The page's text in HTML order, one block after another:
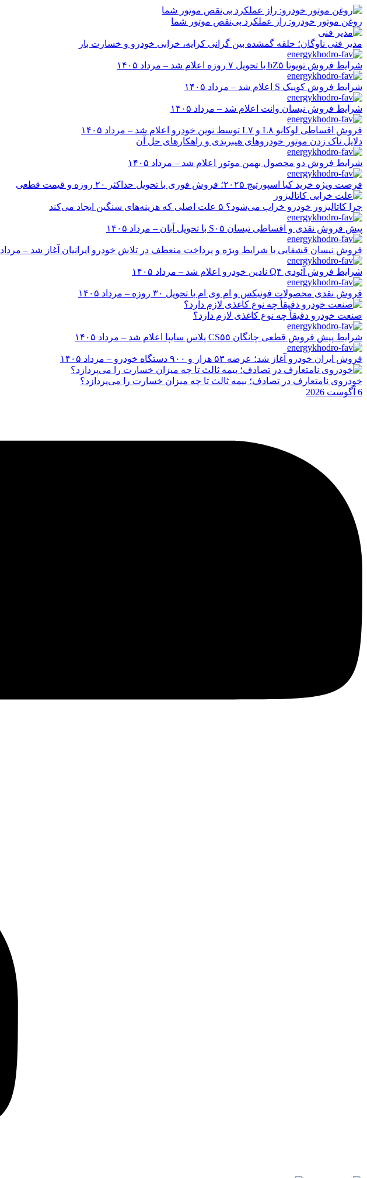
رفتن
به
محتوا
روغن موتور خودرو: راز عملکرد بی‌نقص موتور شما
مدیر فنی ناوگان؛ حلقه گمشده بین گرانی کرایه، خرابی خودرو و خسارت بار
شرایط فروش تویوتا bZ۵ با تحویل ۷ روزه اعلام شد – مرداد ۱۴۰۵
شرایط فروش کوییک S اعلام شد – مرداد ۱۴۰۵
شرایط فروش نیسان وانت اعلام شد – مرداد ۱۴۰۵
فروش اقساطی لوکانو L۸ و L۷ توسط نوین خودرو اعلام شد – مرداد ۱۴۰۵
دلایل ناک زدن موتور خودروهای هیبریدی و راهکارهای حل آن
شرایط فروش دو محصول بهمن موتور اعلام شد – مرداد ۱۴۰۵
فرصت ویژه خرید کیا اسپورتیج ۲۰۲۵؛ فروش فوری با تحویل حداکثر ۲۰ روزه و قیمت قطعی
چرا کاتالیزور خودرو خراب می‌شود؟ ۵ علت اصلی که هزینه‌های سنگین ایجاد می‌کند
پیش فروش نقدی و اقساطی تیسان S۰۵ با تحویل آبان – مرداد ۱۴۰۵
فروش نیسان قشقایی با شرایط ویژه و پرداخت منعطف در تلاش خودرو ایرانیان آغاز شد – مرداد ۱۴۰۵
شرایط فروش آئودی Q۴ نادین خودرو اعلام شد – مرداد ۱۴۰۵
فروش نقدی محصولات فونیکس و ام وی ام با تحویل ۳۰ روزه – مرداد ۱۴۰۵
صنعت خودرو دقیقاً چه نوع کاغذی لازم دارد؟
شرایط پیش فروش قطعی چانگان CS۵۵ پلاس سایپا اعلام شد – مرداد ۱۴۰۵
فروش ایران خودرو آغاز شد؛ عرضه ۵۳ هزار و ۹۰۰ دستگاه خودرو – مرداد ۱۴۰۵
خودروی نامتعارف در تصادف؛ بیمه ثالث تا چه میزان خسارت را می‌پردازد؟
6 آگوست 2026